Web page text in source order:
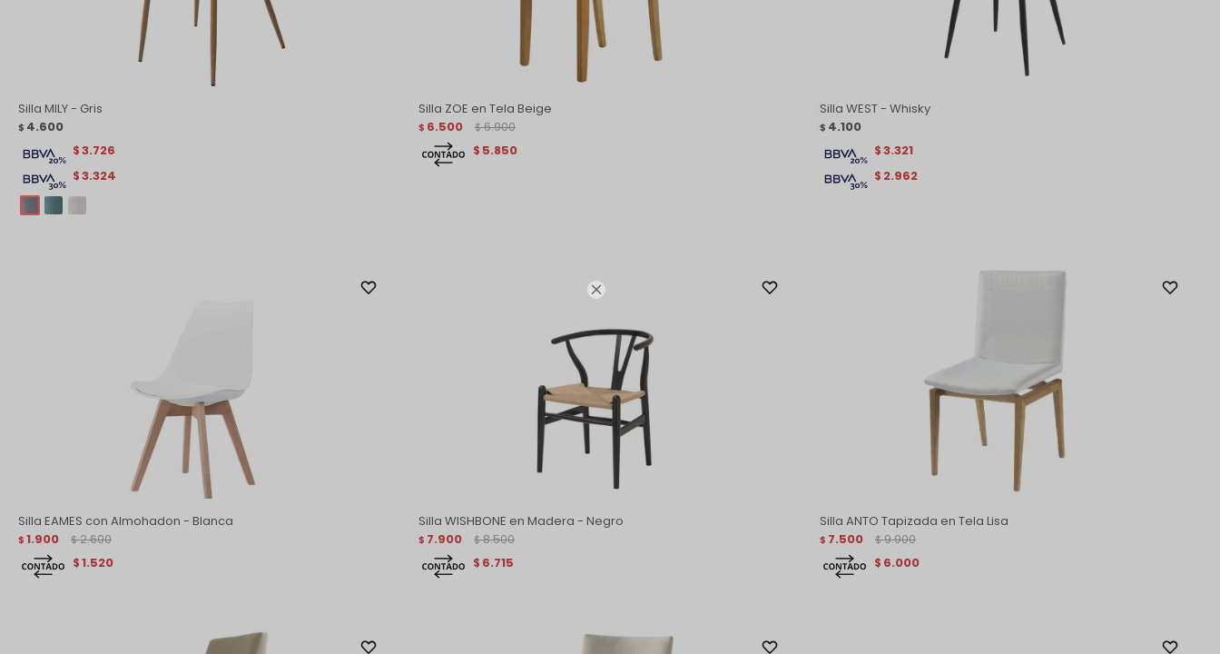

Silla MILY - Gris
$ 4.600
$3.324
$3.726
Silla ZOE en Tela Beige
$ 6.500 $ 6.900
$ 5.850
Silla WEST - Whisky
$ 4.100
$ 2.962
$3.321
Silla EAMES con Almohadon - Blanca
$ 1.900 $ 2.600
$1.520
Silla WISHBONE en Madera - Negro
$ 7.900 $ 8.500
$ 6.715
Silla ANTO Tapizada en Tela Lisa
$ 7.500 $ 9.900
$ 6.000